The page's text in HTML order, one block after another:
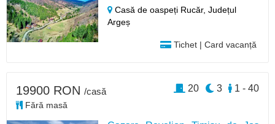
Casă de oaspeți Rucăr,Județul
Argeș
Tichet | Card vacanță
19900 RON /casă
Fără masă
1 - 40
3
20